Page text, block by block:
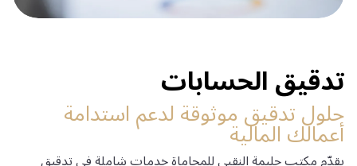
تدقيق الحسابات
حلول تدقيق موثوقة لدعم استدامة
أعمالك المالية